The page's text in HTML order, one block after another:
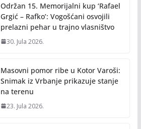
Održan 15. Memorijalni kup ‘Rafael
Grgić – Rafko’: Vogošćani osvojili
prelazni pehar u trajno vlasništvo
30. Jula 2026.
Masovni pomor ribe u Kotor Varoši:
Snimak iz Vrbanje prikazuje stanje
na terenu
23. Jula 2026.